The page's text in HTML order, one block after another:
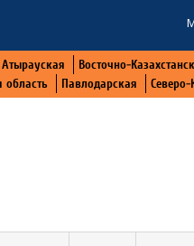
Атырауская Восточно-
область Павлодарская Северо-